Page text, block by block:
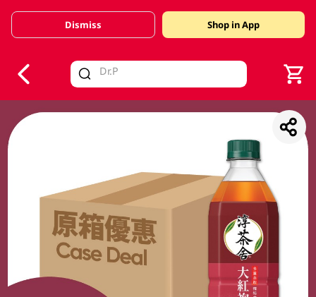
Valid Until 30 June 2026
Dismiss Shop in App